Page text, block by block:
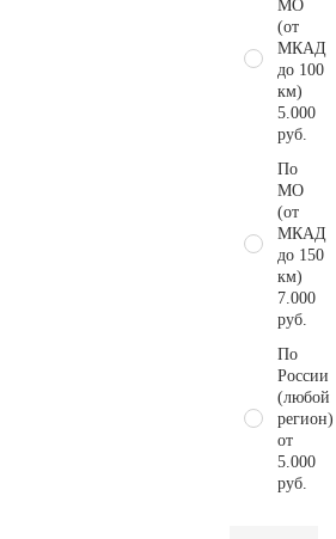
МО
(от
МКАД
до 100
км)
5.000
руб.
По
МО
(от
МКАД
до 150
км)
7.000
руб.
По
России
(любой
регион)
от
5.000
руб.